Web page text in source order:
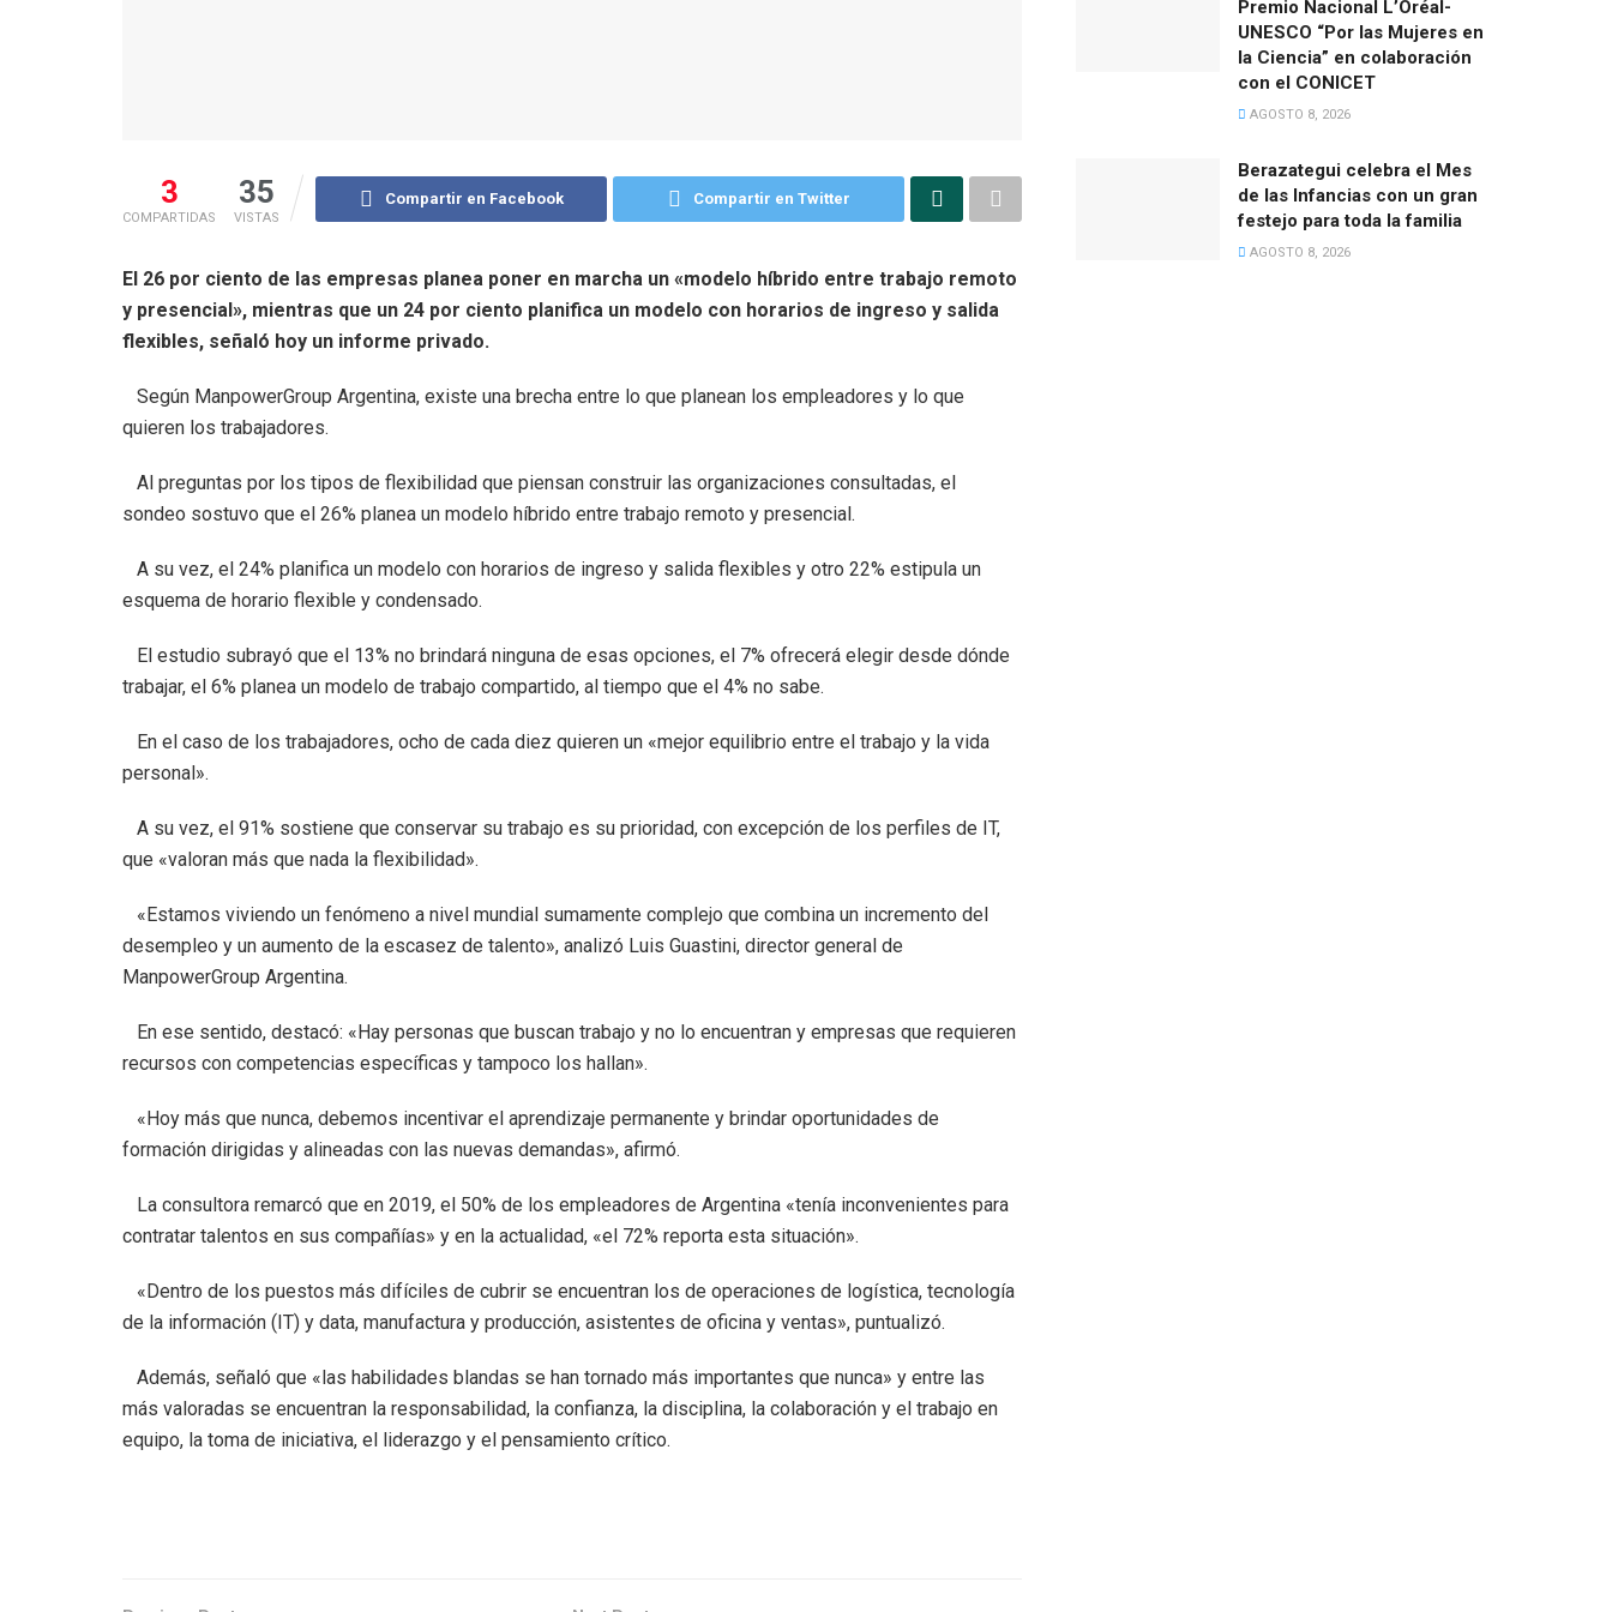
3
COMPARTIDAS
35
VISTAS
Compartir en Facebook Compartir en Twitter
El 26 por ciento de las empresas planea poner en marcha un «modelo híbrido entre trabajo remoto
y presencial», mientras que un 24 por ciento planifica un modelo con horarios de ingreso y salida
flexibles, señaló hoy un informe privado.
Según ManpowerGroup Argentina, existe una brecha entre lo que planean los empleadores y lo que
quieren los trabajadores.
Al preguntas por los tipos de flexibilidad que piensan construir las organizaciones consultadas, el
sondeo sostuvo que el 26% planea un modelo híbrido entre trabajo remoto y presencial.
A su vez, el 24% planifica un modelo con horarios de ingreso y salida flexibles y otro 22% estipula un
esquema de horario flexible y condensado.
El estudio subrayó que el 13% no brindará ninguna de esas opciones, el 7% ofrecerá elegir desde dónde
trabajar, el 6% planea un modelo de trabajo compartido, al tiempo que el 4% no sabe.
En el caso de los trabajadores, ocho de cada diez quieren un «mejor equilibrio entre el trabajo y la vida
personal».
A su vez, el 91% sostiene que conservar su trabajo es su prioridad, con excepción de los perfiles de IT,
que «valoran más que nada la flexibilidad».
«Estamos viviendo un fenómeno a nivel mundial sumamente complejo que combina un incremento del
desempleo y un aumento de la escasez de talento», analizó Luis Guastini, director general de
ManpowerGroup Argentina.
En ese sentido, destacó: «Hay personas que buscan trabajo y no lo encuentran y empresas que requieren
recursos con competencias específicas y tampoco los hallan».
«Hoy más que nunca, debemos incentivar el aprendizaje permanente y brindar oportunidades de
formación dirigidas y alineadas con las nuevas demandas», afirmó.
La consultora remarcó que en 2019, el 50% de los empleadores de Argentina «tenía inconvenientes para
contratar talentos en sus compañías» y en la actualidad, «el 72% reporta esta situación».
«Dentro de los puestos más difíciles de cubrir se encuentran los de operaciones de logística, tecnología
de la información (IT) y data, manufactura y producción, asistentes de oficina y ventas», puntualizó.
Además, señaló que «las habilidades blandas se han tornado más importantes que nunca» y entre las
más valoradas se encuentran la responsabilidad, la confianza, la disciplina, la colaboración y el trabajo en
equipo, la toma de iniciativa, el liderazgo y el pensamiento crítico.
Premio Nacional L’Oréal-
UNESCO “Por las Mujeres en
la Ciencia” en colaboración
con el CONICET
AGOSTO 8, 2026
Berazategui celebra el Mes
de las Infancias con un gran
festejo para toda la familia
AGOSTO 8, 2026